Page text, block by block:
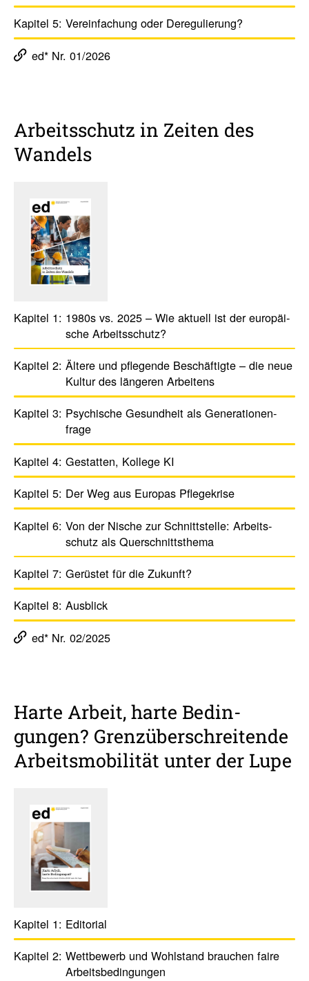
Kapitel 5: Verein­fa­chung oder Dere­gu­lie­rung?
ed* Nr. 01/2026
Arbeits­schutz in Zeiten des
Wandels
Kapitel 1: 1980s vs. 2025 – Wie aktuell ist der euro­päi­
sche ­Arbeits­schutz?
Kapitel 2: Ältere und pfle­gende Beschäf­tigte – die neue
Kultur des längeren Arbei­tens
Kapitel 3: Psychi­sche Gesund­heit als Gene­ra­tio­nen­
frage
Kapitel 4: Gestatten, Kollege KI
Kapitel 5: Der Weg aus Europas Pfle­ge­krise
Kapitel 6: Von der Nische zur Schnitt­stelle: Arbeits­
schutz als Quer­schnitts­thema
Kapitel 7: Gerüstet für die Zukunft?
Kapitel 8: Ausblick
ed* Nr. 02/2025
Harte Arbeit, harte Bedin­
gungen? Grenz­über­schrei­tende
Arbeits­mo­bi­lität unter der Lupe
Kapitel 1: Edito­rial
Kapitel 2: Wett­be­werb und Wohl­stand brau­chen faire
Arbeits­bedin­gungen